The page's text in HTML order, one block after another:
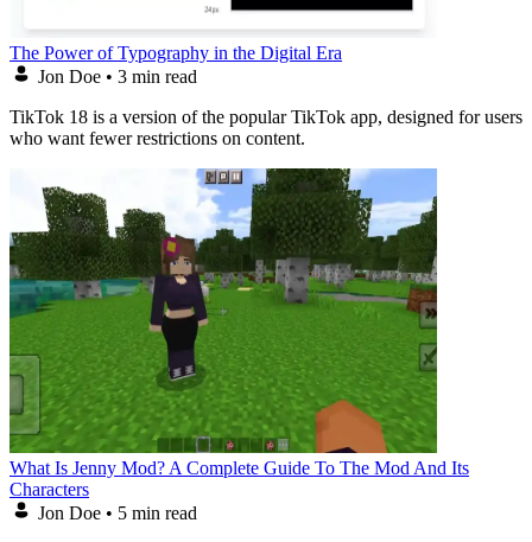
The Power of Typography in the Digital Era
Jon Doe • 3 min read
TikTok 18 is a version of the popular TikTok app, designed for users
who want fewer restrictions on content.
What Is Jenny Mod? A Complete Guide To The Mod And Its
Characters
Jon Doe • 5 min read